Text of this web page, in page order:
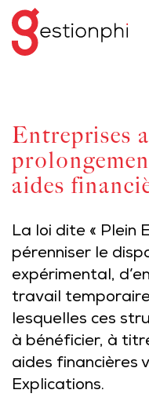
Entreprises
aides
La loi dite « Plein
pérenniser le
expérimental,
travail
lesquelles ces
à bénéficier, à
aides financières
Explications.